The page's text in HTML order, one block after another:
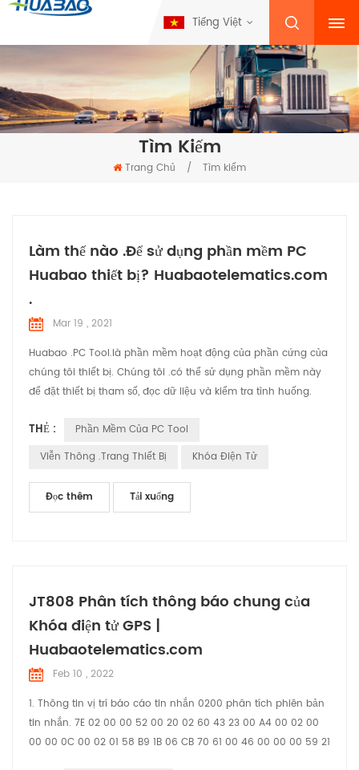
Tiếng Việt
Tìm Kiếm
Trang Chủ / Tìm kiếm
Làm thế nào .Để sử dụng phần mềm PC
Huabao thiết bị? Huabaotelematics.com
.
Mar 19 , 2021
Huabao .PC Tool.là phần mềm hoạt động của phần cứng của
chúng tôi thiết bị. Chúng tôi .có thể sử dụng phần mềm này
để đặt thiết bị tham số, đọc dữ liệu và kiểm tra tình huống.
chức năng và cách sử dụng của phần mềm.
THẺ :
Phần Mềm Của PC Tool
Viễn Thông .Trang Thiết Bị
Khóa Điện Tử
Đọc thêm Tải xuống
JT808 Phân tích thông báo chung của
Khóa điện tử GPS |
Huabaotelematics.com
Feb 10 , 2022
1. Thông tin vị trí báo cáo tin nhắn 0200 phân tích phiên bản
tin nhắn. 7E 02 00 00 52 00 20 02 60 43 23 00 A4 00 02 00
00 00 0C 00 02 01 58 B9 1B 06 CB 70 61 00 46 00 00 00 59 21